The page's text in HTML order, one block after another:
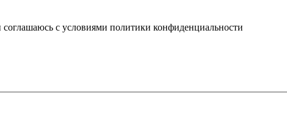
с условиями политики конфиденциальности